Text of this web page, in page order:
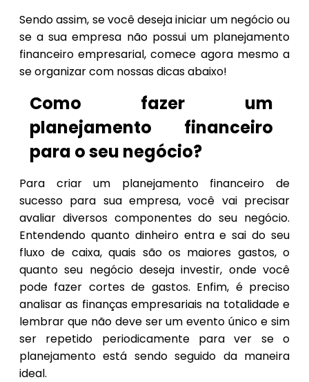
Sendo assim, se você deseja iniciar um negócio ou
se a sua empresa não possui um planejamento
financeiro empresarial, comece agora mesmo a
se organizar com nossas dicas abaixo!
Como fazer um
planejamento financeiro
para o seu negócio?
Para criar um planejamento financeiro de
sucesso para sua empresa, você vai precisar
avaliar diversos componentes do seu negócio.
Entendendo quanto dinheiro entra e sai do seu
fluxo de caixa, quais são os maiores gastos, o
quanto seu negócio deseja investir, onde você
pode fazer cortes de gastos. Enfim, é preciso
analisar as finanças empresariais na totalidade e
lembrar que não deve ser um evento único e sim
ser repetido periodicamente para ver se o
planejamento está sendo seguido da maneira
ideal.